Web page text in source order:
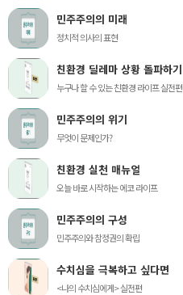
민주주의의 미래
정치적 의사의 표현
친환경 딜레마 상황 돌파하기
누구나 할 수 있는 친환경 라이프 실전편
민주주의의 위기
무엇이 문제인가?
친환경 실천 매뉴얼
오늘 바로 시작하는 에코 라이프
민주주의의 구성
민주주의와 참정권의 확립
수치심을 극복하고 싶다면
<나의 수치심에게> 실전편